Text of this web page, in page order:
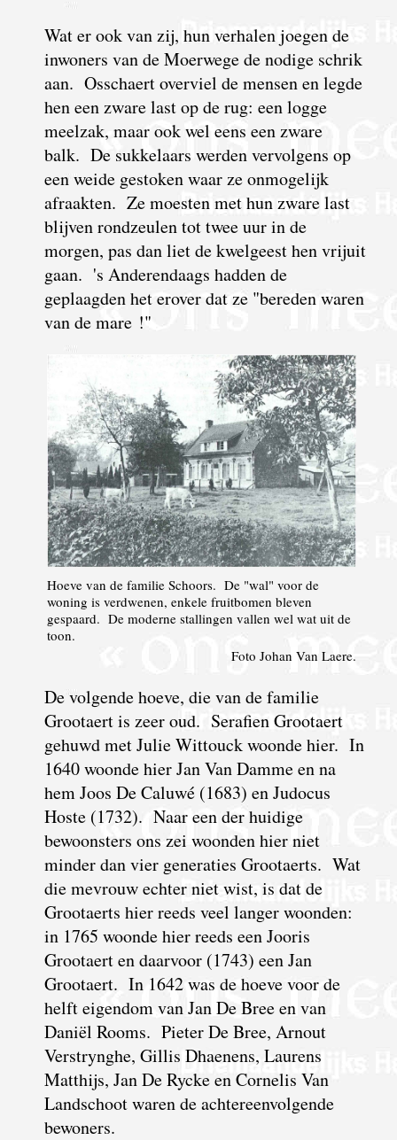
Wat er ook van zij, hun verhalen joegen de
inwoners van de Moerwege de nodige schrik
aan. Osschaert overviel de mensen en legde
hen een zware last op de rug: een logge
meelzak, maar ook wel eens een zware
balk. De sukkelaars werden vervolgens op
een weide gestoken waar ze onmogelijk
afraakten. Ze moesten met hun zware last
blijven rondzeulen tot twee uur in de
morgen, pas dan liet de kwelgeest hen vrijuit
gaan. 's Anderendaags hadden de
geplaagden het erover dat ze "bereden waren
van de mare !"
Hoeve van de familie Schoors. De "wal" voor de
woning is verdwenen, enkele fruitbomen bleven
gespaard. De moderne stallingen vallen wel wat uit de
toon.
Foto Johan Van Laere.
De volgende hoeve, die van de familie
Grootaert is zeer oud. Serafien Grootaert
gehuwd met Julie Wittouck woonde hier. In
1640 woonde hier Jan Van Damme en na
hem Joos De Caluwé (1683) en Judocus
Hoste (1732). Naar een der huidige
bewoonsters ons zei woonden hier niet
minder dan vier generaties Grootaerts. Wat
die mevrouw echter niet wist, is dat de
Grootaerts hier reeds veel langer woonden:
in 1765 woonde hier reeds een Jooris
Grootaert en daarvoor (1743) eenJan
Grootaert. In 1642 was de hoeve voor de
helft eigendom van Jan De Bree en van
Daniël Rooms. Pieter De Bree, Arnout
Verstrynghe, Gillis Dhaenens, Laurens
Matthijs, Jan De Rycke en Cornelis Van
Landschoot waren de achtereenvolgende
bewoners.